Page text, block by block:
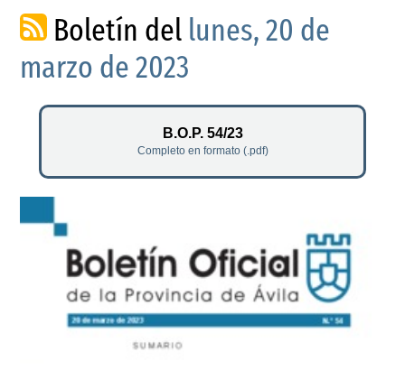
Boletín del lunes, 20 de
marzo de 2023
B.O.P. 54/23
Completo en formato (.pdf)